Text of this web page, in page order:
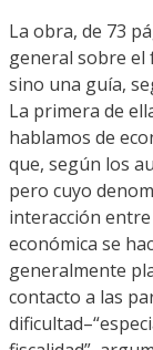
La obra, de 73
general sobre el
sino una guía,
La primera de
hablamos de
que, según los
pero cuyo
interacción
económica se
generalmente
contacto a las
dificultad–“